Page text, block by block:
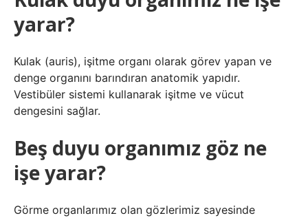
yarar?
Kulak (auris), işitme organı olarak görev yapan ve
denge organını barındıran anatomik yapıdır.
Vestibüler sistemi kullanarak işitme ve vücut
dengesini sağlar.
Beş duyu organımız göz ne
işe yarar?
Görme organlarımız olan gözlerimiz sayesinde